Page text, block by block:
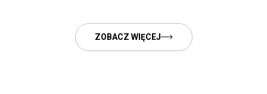
ZOBACZ WIĘCEJ